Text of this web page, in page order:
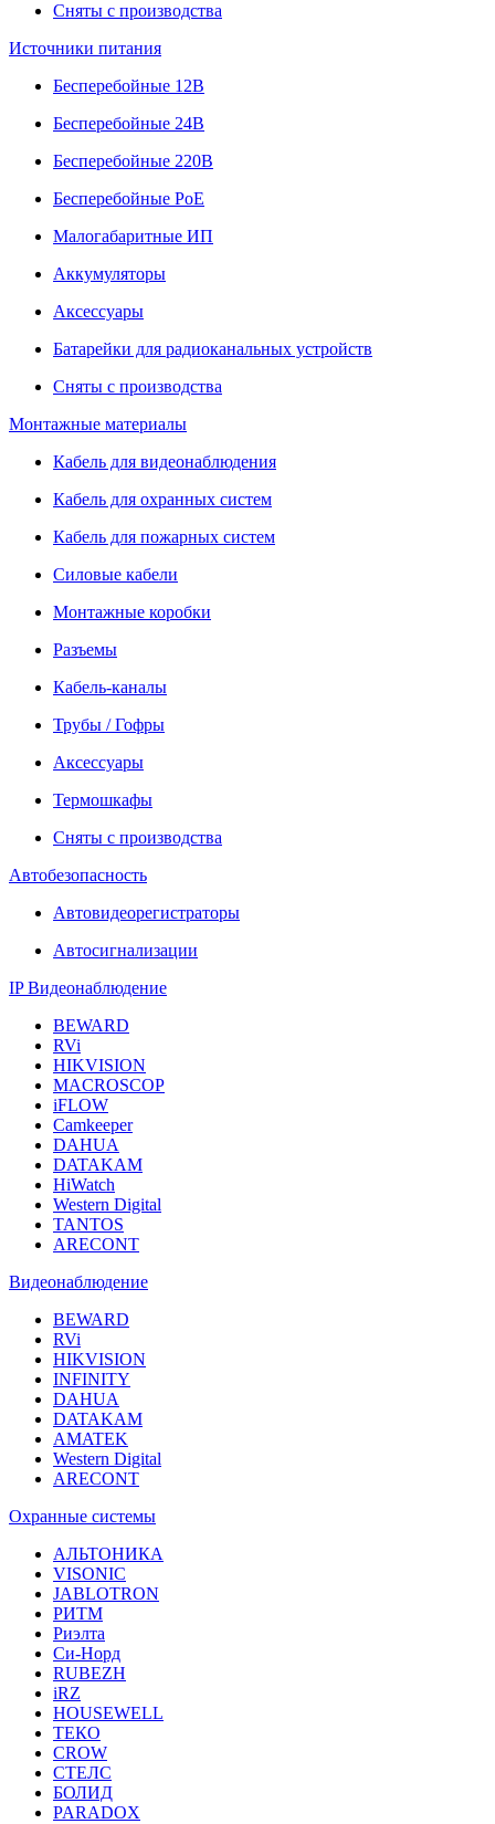
Сняты с производства
Источники питания
Бесперебойные 12В
Бесперебойные 24В
Бесперебойные 220В
Бесперебойные PoE
Малогабаритные ИП
Аккумуляторы
Аксессуары
Батарейки для радиоканальных устройств
Сняты с производства
Монтажные материалы
Кабель для видеонаблюдения
Кабель для охранных систем
Кабель для пожарных систем
Силовые кабели
Монтажные коробки
Разъемы
Кабель-каналы
Трубы / Гофры
Аксессуары
Термошкафы
Сняты с производства
Автобезопасность
Автовидеорегистраторы
Автосигнализации
IP Видеонаблюдение
BEWARD
RVi
HIKVISION
MACROSCOP
iFLOW
Camkeeper
DAHUA
DATAKAM
HiWatch
Western Digital
TANTOS
ARECONT
Видеонаблюдение
BEWARD
RVi
HIKVISION
INFINITY
DAHUA
DATAKAM
AMATEK
Western Digital
ARECONT
Охранные системы
АЛЬТОНИКА
VISONIC
JABLOTRON
РИТМ
Риэлта
Си-Норд
RUBEZH
iRZ
HOUSEWELL
ТЕКО
CROW
СТЕЛС
БОЛИД
PARADOX